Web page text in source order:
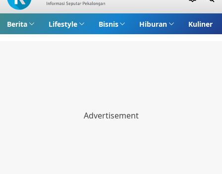
Berita Lifestyle Bisnis Hiburan Kuliner